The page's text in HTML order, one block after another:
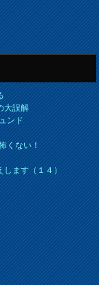
大誤解
ンド
くない！
します（１４）